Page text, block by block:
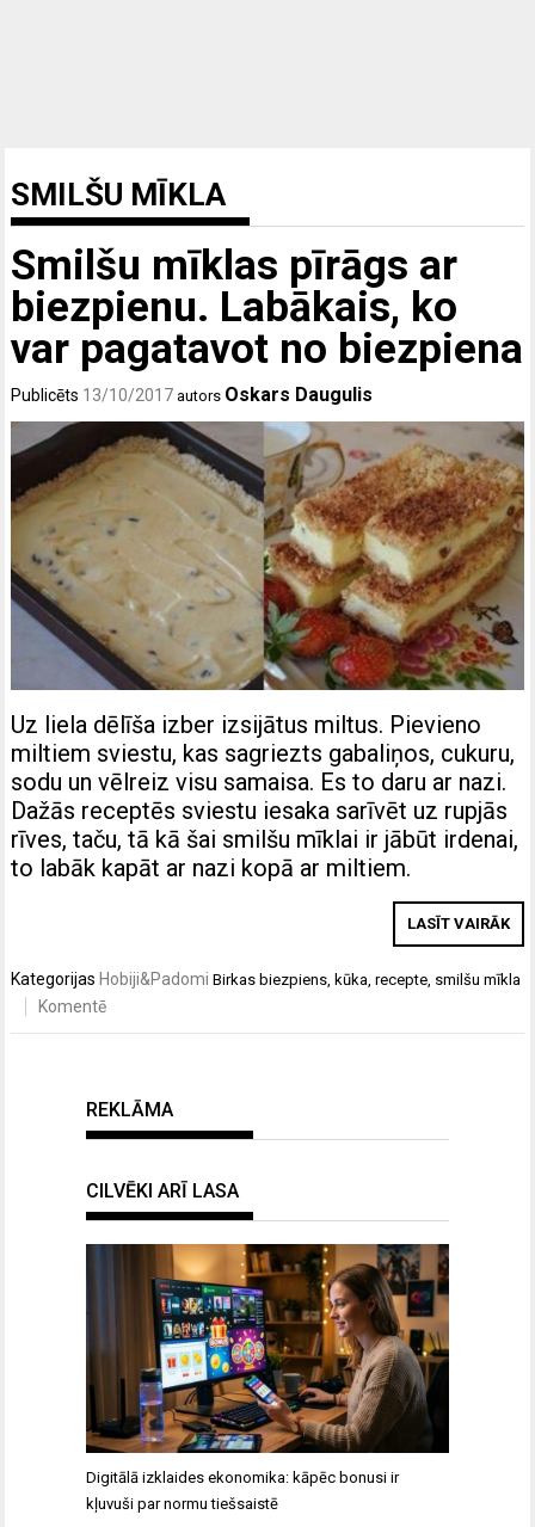
SMILŠU MĪKLA
Smilšu mīklas pīrāgs ar
biezpienu. Labākais, ko
var pagatavot no biezpiena
Publicēts 13/10/2017 autors Oskars Daugulis
Uz liela dēlīša izber izsijātus miltus. Pievieno
miltiem sviestu, kas sagriezts gabaliņos, cukuru,
sodu un vēlreiz visu samaisa. Es to daru ar nazi.
Dažās receptēs sviestu iesaka sarīvēt uz rupjās
rīves, taču, tā kā šai smilšu mīklai ir jābūt irdenai,
to labāk kapāt ar nazi kopā ar miltiem.
LASĪT VAIRĀK
Kategorijas Hobiji&Padomi Birkas biezpiens, kūka,recepte, smilšu mīkla
Komentē
REKLĀMA
CILVĒKI ARĪ LASA
Digitālā izklaides ekonomika: kāpēc bonusi ir
kļuvuši par normu tiešsaistē